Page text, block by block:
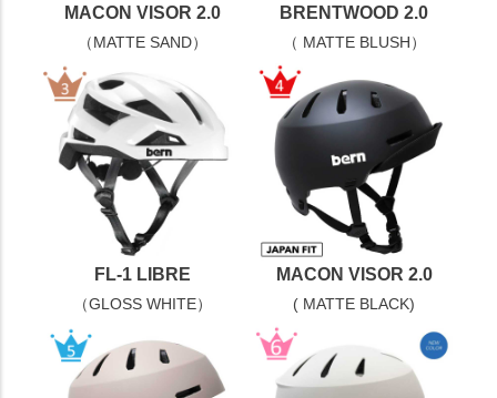
MACON VISOR 2.0
（MATTE SAND）
BRENTWOOD 2.0
（ MATTE BLUSH）
FL-1 LIBRE
（GLOSS WHITE）
MACON VISOR 2.0
( MATTE BLACK)